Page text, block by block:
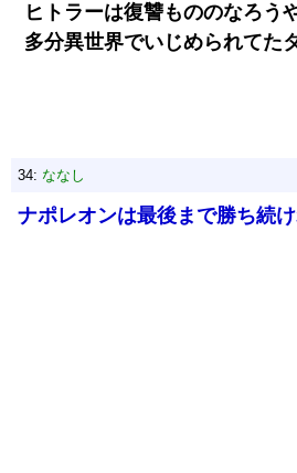
ヒトラーは復讐もののなろう
多分異世界でいじめられてた
34: ななし
ナポレオンは最後まで勝ち続